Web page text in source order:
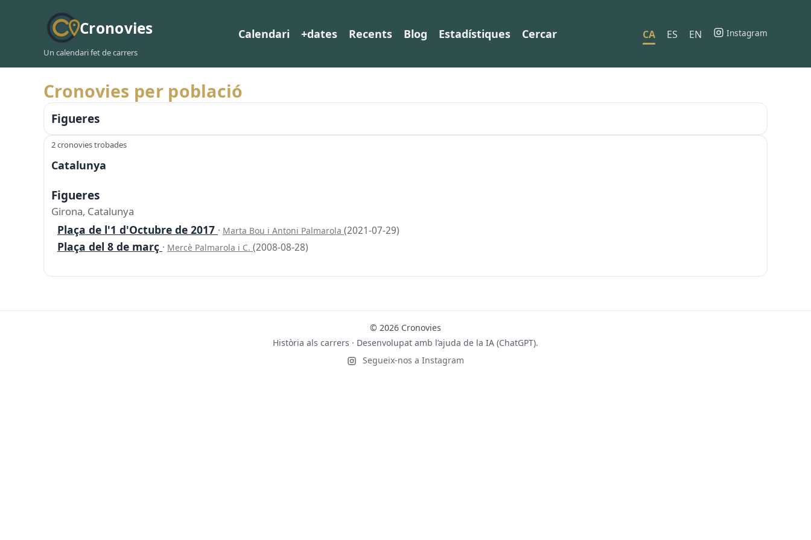
Cronovies
Un calendari fet de carrers
Calendari +dates Recents Blog Estadístiques Cercar CA ES EN Instagram
Cronovies per població
Figueres
2 cronovies trobades
Catalunya
Figueres
Girona, Catalunya
Plaça de l'1 d'Octubre de 2017 · Marta Bou i Antoni Palmarola (2021-07-29)
Plaça del 8 de març · Mercè Palmarola i C. (2008-08-28)
© 2026 Cronovies
Història als carrers · Desenvolupat amb l’ajuda de la IA (ChatGPT).
Segueix-nos a Instagram